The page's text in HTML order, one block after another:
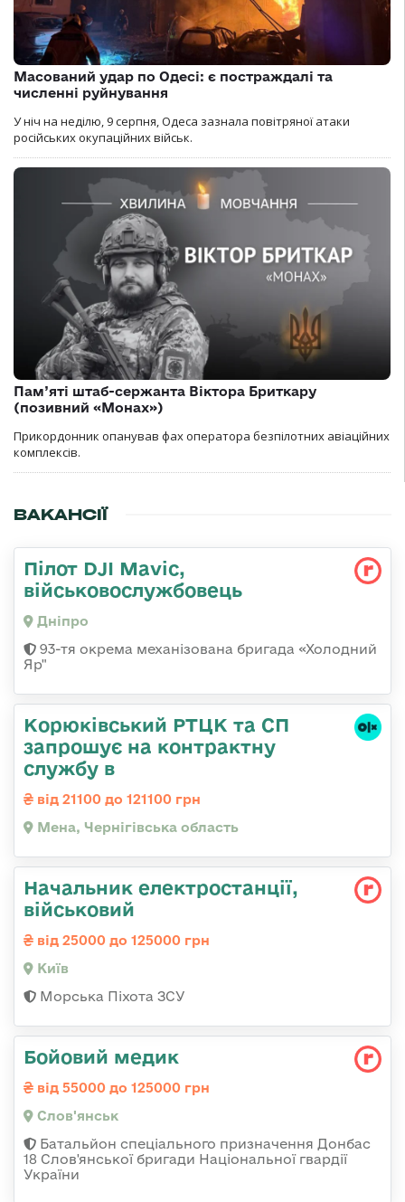
Масований удар по Одесі: є постраждалі та
численні руйнування
У ніч на неділю, 9 серпня, Одеса зазнала повітряної атаки
російських окупаційних військ.
Пам’яті штаб-сержанта Віктора Бриткару
(позивний «Монах»)
Прикордонник опанував фах оператора безпілотних авіаційних
комплексів.
ВАКАНСІЇ
Пілот DJI Mavic,
військовослужбовець
Дніпро
93-тя окрема механізована бригада «Холодний
Яр"
Корюківський РТЦК та СП
запрошує на контрактну
службу в
від 21100 до 121100 грн
Мена, Чернігівська область
Начальник електpостанції,
військовий
від 25000 до 125000 грн
Київ
Морська Піхота ЗСУ
Бойовий медик
від 55000 до 125000 грн
Слов'янськ
Батальйон спеціального призначення Донбас
18 Слов'янської бригади Національної гвардії
України